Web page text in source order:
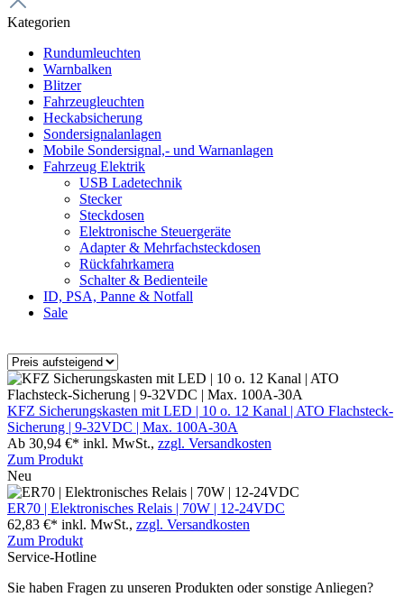
Kategorien
Rundumleuchten
Warnbalken
Blitzer
Fahrzeugleuchten
Heckabsicherung
Sondersignalanlagen
Mobile Sondersignal,- und Warnanlagen
Fahrzeug Elektrik
USB Ladetechnik
Stecker
Steckdosen
Elektronische Steuergeräte
Adapter & Mehrfachsteckdosen
Rückfahrkamera
Schalter & Bedienteile
ID, PSA, Panne & Notfall
Sale
KFZ Sicherungskasten mit LED | 10 o. 12 Kanal | ATO Flachsteck-
Sicherung | 9-32VDC | Max. 100A-30A
Ab 30,94 €* inkl. MwSt., zzgl. Versandkosten
Zum Produkt
Neu
ER70 | Elektronisches Relais | 70W | 12-24VDC
62,83 €* inkl. MwSt., zzgl. Versandkosten
Zum Produkt
Service-Hotline
Sie haben Fragen zu unseren Produkten oder sonstige Anliegen?